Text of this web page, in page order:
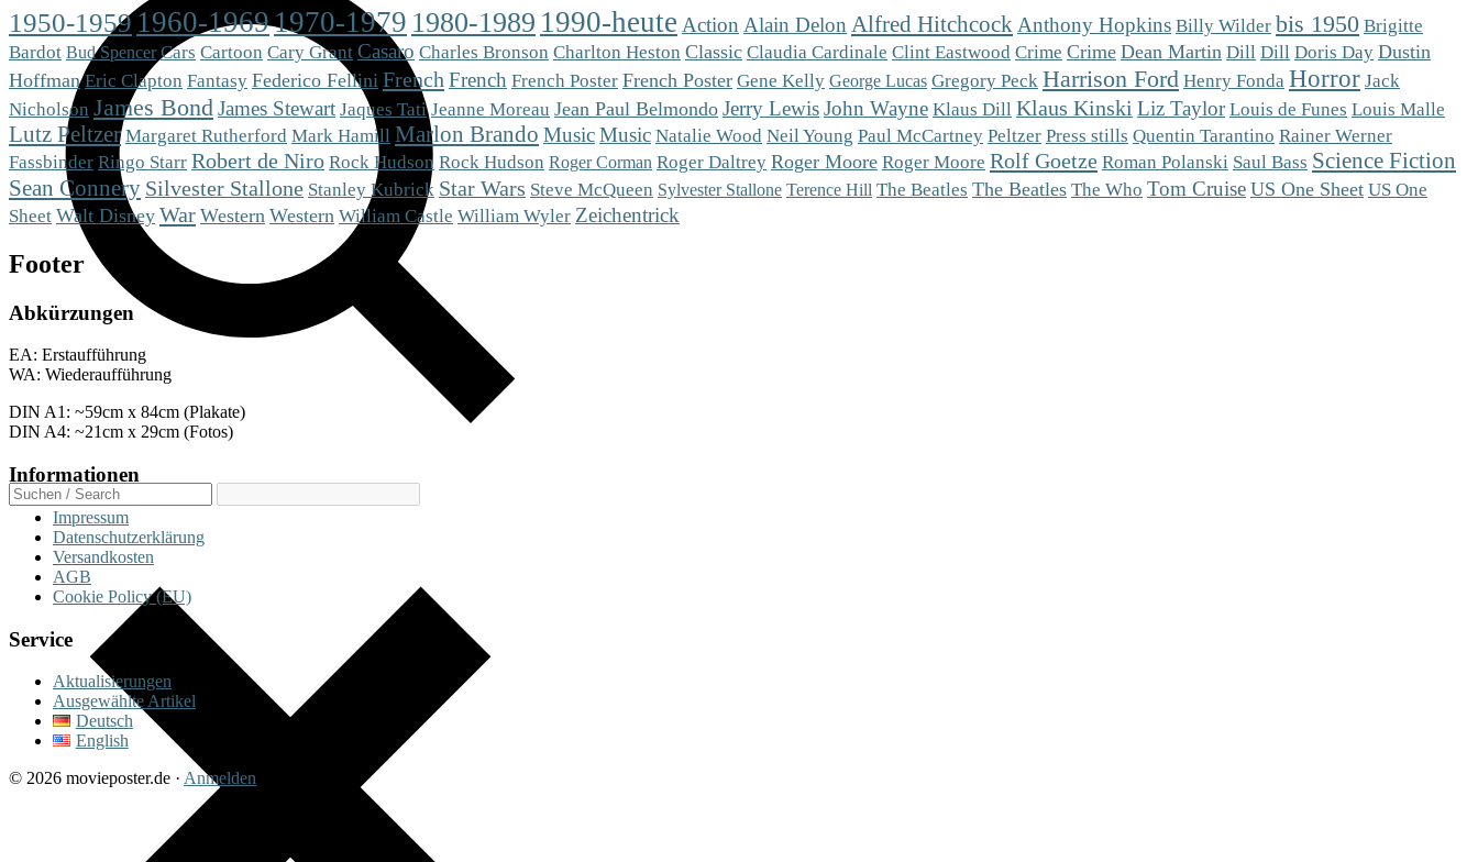
1950-1959 1960-19691970-1979 1980-1989 1990-heute Action Alain Delon Alfred Hitchcock Anthony Hopkins Billy Wilder bis 1950 Brigitte
Bardot Bud Spencer Cars Cartoon Cary Grant Casaro Charles Bronson Charlton Heston Classic Claudia Cardinale Clint Eastwood Crime Crime Dean Martin Dill Dill Doris Day Dustin
Hoffman Eric Clapton Fantasy Federico Fellini French French French Poster French Poster Gene Kelly George Lucas Gregory Peck Harrison Ford Henry Fonda Horror Jack
Nicholson James Bond James Stewart Jaques Tati Jeanne Moreau Jean Paul Belmondo Jerry LewisJohn Wayne Klaus Dill Klaus Kinski Liz Taylor Louis de Funes Louis Malle
Lutz Peltzer Margaret Rutherford Mark Hamill Marlon Brando MusicMusic Natalie Wood Neil Young Paul McCartney Peltzer Press stills Quentin Tarantino Rainer Werner
Fassbinder Ringo Starr Robert de Niro Rock Hudson Rock Hudson Roger Corman Roger Daltrey Roger Moore Roger Moore Rolf Goetze Roman Polanski Saul Bass Science Fiction
Sean Connery Silvester Stallone Stanley Kubrick Star Wars Steve McQueen Sylvester Stallone Terence Hill The Beatles The Beatles The Who Tom Cruise US One Sheet US One
Sheet Walt Disney War Western Western William Castle William Wyler Zeichentrick
Footer
Abkürzungen
EA: Erstaufführung
WA: Wiederaufführung
DIN A1: ~59cm x 84cm (Plakate)
DIN A4: ~21cm x 29cm (Fotos)
Informationen
Impressum
Datenschutzerklärung
Versandkosten
AGB
Cookie Policy (EU)
Service
Aktualisierungen
Ausgewählte Artikel
Deutsch
English
© 2026 movieposter.de · Anmelden